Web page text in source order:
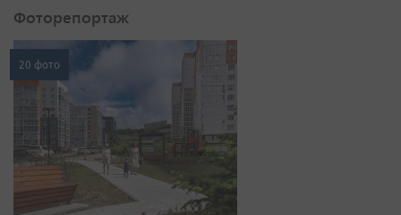
Фоторепортаж
20 фото